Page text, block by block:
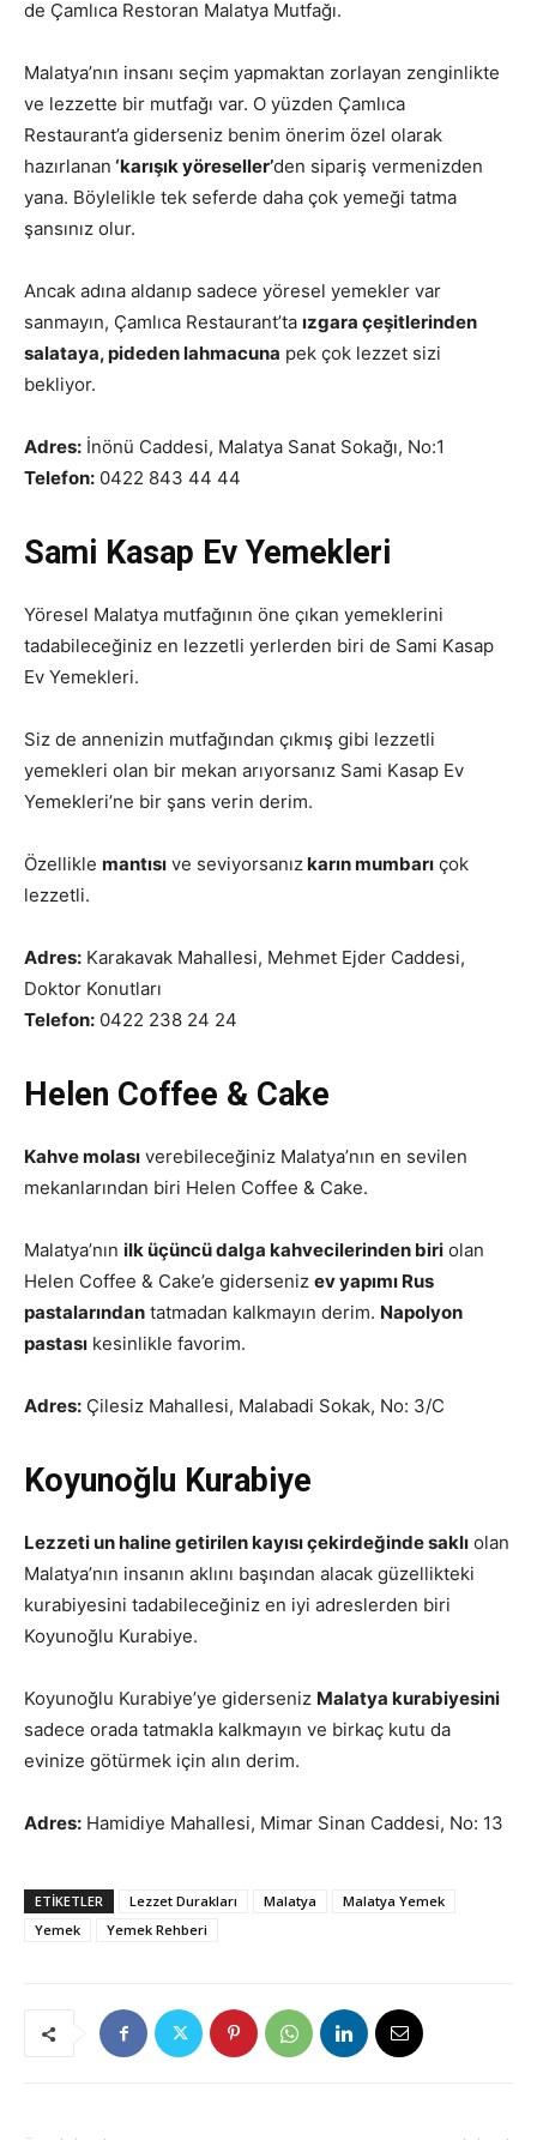
de Çamlıca Restoran Malatya Mutfağı.
Malatya’nın insanı seçim yapmaktan zorlayan zenginlikte
ve lezzette bir mutfağı var. O yüzden Çamlıca
Restaurant’a giderseniz benim önerim özel olarak
hazırlanan ‘karışık yöreseller’den sipariş vermenizden
yana. Böylelikle tek seferde daha çok yemeği tatma
şansınız olur.
Ancak adına aldanıp sadece yöresel yemekler var
sanmayın, Çamlıca Restaurant’ta ızgara çeşitlerinden
salataya, pideden lahmacuna pek çok lezzet sizi
bekliyor.
Adres: İnönü Caddesi, Malatya Sanat Sokağı, No:1
Telefon: 0422 843 44 44
Sami Kasap Ev Yemekleri
Yöresel Malatya mutfağının öne çıkan yemeklerini
tadabileceğiniz en lezzetli yerlerden biri de Sami Kasap
Ev Yemekleri.
Siz de annenizin mutfağından çıkmış gibi lezzetli
yemekleri olan bir mekan arıyorsanız Sami Kasap Ev
Yemekleri’ne bir şans verin derim.
Özellikle mantısı ve seviyorsanızkarın mumbarı çok
lezzetli.
Adres: Karakavak Mahallesi, Mehmet Ejder Caddesi,
Doktor Konutları
Telefon: 0422 238 24 24
Helen Coffee & Cake
Kahve molası verebileceğiniz Malatya’nın en sevilen
mekanlarından biri Helen Coffee & Cake.
Malatya’nın ilk üçüncü dalga kahvecilerinden biri olan
Helen Coffee & Cake’e giderseniz ev yapımı Rus
pastalarından tatmadan kalkmayın derim. Napolyon
pastası kesinlikle favorim.
Adres: Çilesiz Mahallesi, Malabadi Sokak, No: 3/C
Koyunoğlu Kurabiye
Lezzeti un haline getirilen kayısı çekirdeğinde saklı olan
Malatya’nın insanın aklını başından alacak güzellikteki
kurabiyesini tadabileceğiniz en iyi adreslerden biri
Koyunoğlu Kurabiye.
Koyunoğlu Kurabiye’ye giderseniz Malatya kurabiyesini
sadece orada tatmakla kalkmayın ve birkaç kutu da
evinize götürmek için alın derim.
Adres: Hamidiye Mahallesi, Mimar Sinan Caddesi, No: 13
ETIKETLER Lezzet Durakları Malatya
Malatya Yemek
Yemek
Yemek Rehberi